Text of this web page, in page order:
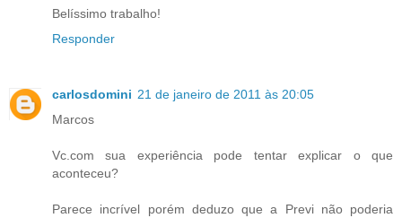
Belíssimo trabalho!
Responder
carlosdomini 21 de janeiro de 2011 às 20:05
Marcos
Vc.com sua experiência pode tentar explicar o que
aconteceu?
Parece incrível porém deduzo que a Previ não poderia